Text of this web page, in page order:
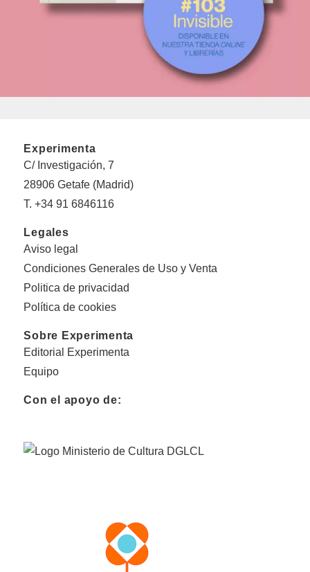
Experimenta
C/ Investigación, 7
28906 Getafe (Madrid)
T. +34 91 6846116
Legales
Aviso legal
Condiciones Generales de Uso y Venta
Politica de privacidad
Política de cookies
Sobre Experimenta
Editorial Experimenta
Equipo
Con el apoyo de: